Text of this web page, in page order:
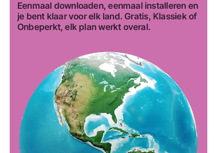
Eenmaal downloaden, eenmaal installeren en
je bent klaar voor elk land. Gratis, Klassiek of
Onbeperkt, elk plan werkt overal.